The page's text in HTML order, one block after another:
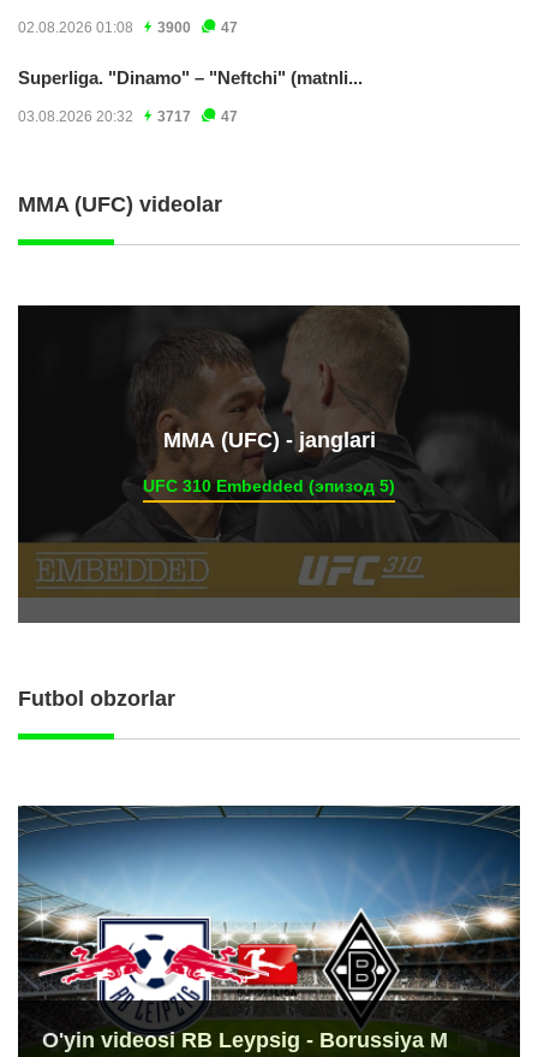
02.08.2026 01:08 3900 47
Superliga. "Dinamo" – "Neftchi" (matnli...
03.08.2026 20:32 3717 47
MMA (UFC) videolar
ММА (UFC) - janglari
UFC 310 Embedded (эпизод 5)
Futbol obzorlar
O'yin videosi RB Leypsig - Borussiya M